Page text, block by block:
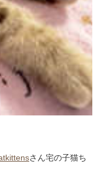
さん宅の子猫ち